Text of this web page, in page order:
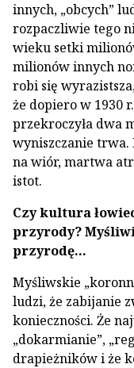
innych, „obcych”
rozpaczliwie tego
wieku setki
milionów innych
robi się
że dopiero w 1930
przekroczyła dwa
wyniszczanie trwa.
na wiór, martwa
istot.
Czy kultura
przyrody?
przyrodę…
Myśliwskie
ludzi, że zabijanie
konieczności. Że
„dokarmianie”,
drapieżników i że